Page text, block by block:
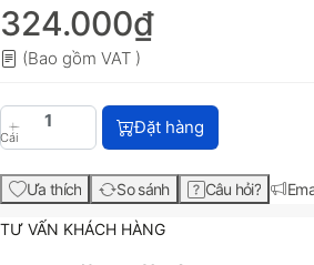
324.000₫
(Bao gồm VAT )
Cái
Mực in Epson T673 Cyan
Đặt hàng
Ưa thích So sánh Câu hỏi?
TƯ VẤN KHÁCH HÀNG